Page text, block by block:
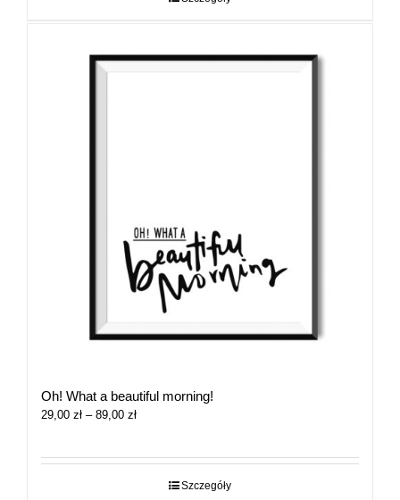
Oh! What a beautiful morning!
29,00 zł – 89,00 złZakres
29,00 zł
Szczegóły